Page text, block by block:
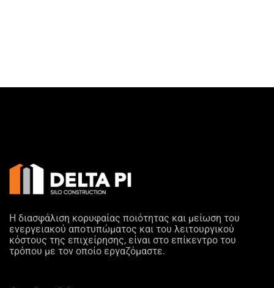
Η διασφάλιση κορυφαίας ποιότητας και μείωση του
ενεργειακού αποτυπώματος και του λειτουργικού
κόστους της επιχείρησης, είναι στο επίκεντρο του
τρόπου με τον οποίο εργαζόμαστε.